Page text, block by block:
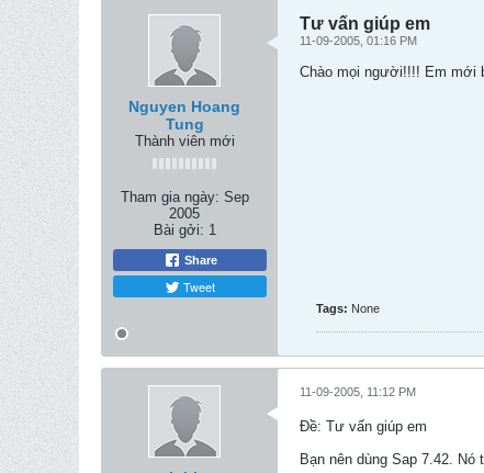
Nguyen Hoang
Tung
Thành viên mới
Tham gia ngày: Sep
2005
Bài gởi: 1
Share
Tweet
Tư vấn giúp em
11-09-2005, 01:16 PM
Chào mọi người!!!! Em mới
Tags: None
11-09-2005, 11:12 PM
Ðề: Tư vấn giúp em
Bạn nên dùng Sap 7.42.